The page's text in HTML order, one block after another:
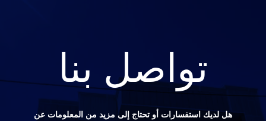
تواصل بنا
هل لديك استفسارات أو تحتاج إلى مزيد من المعلومات عن